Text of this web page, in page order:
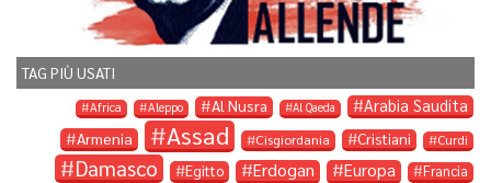
TAG PIÙ USATI
Africa Aleppo Al Nusra Al Qaeda Arabia Saudita
Armenia Assad Cisgiordania Cristiani Curdi
Damasco Egitto Erdogan Europa Francia